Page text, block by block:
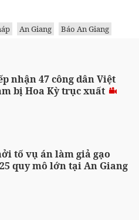
An Giang Báo An Giang
nhận 47 công dân Việt
bị Hoa Kỳ trục xuất
tố vụ án làm giả gạo
quy mô lớn tại An Giang